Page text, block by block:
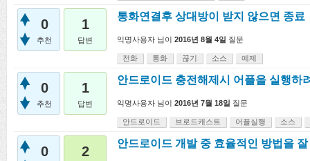
0
추천
1
답변
통화연결후 상대방이 받지 않으면 종료
익명사용자 님이 2016년 8월 4일 질문
전화 통화 끊기 소스 예제
0
추천
1
답변
안드로이드 충전해제시 어플을 실행하
익명사용자 님이 2016년 7월 18일 질문
안드로이드 브로드캐스트 어플실행 소스
0 2
안드로이드 개발 중 효율적인 방법을